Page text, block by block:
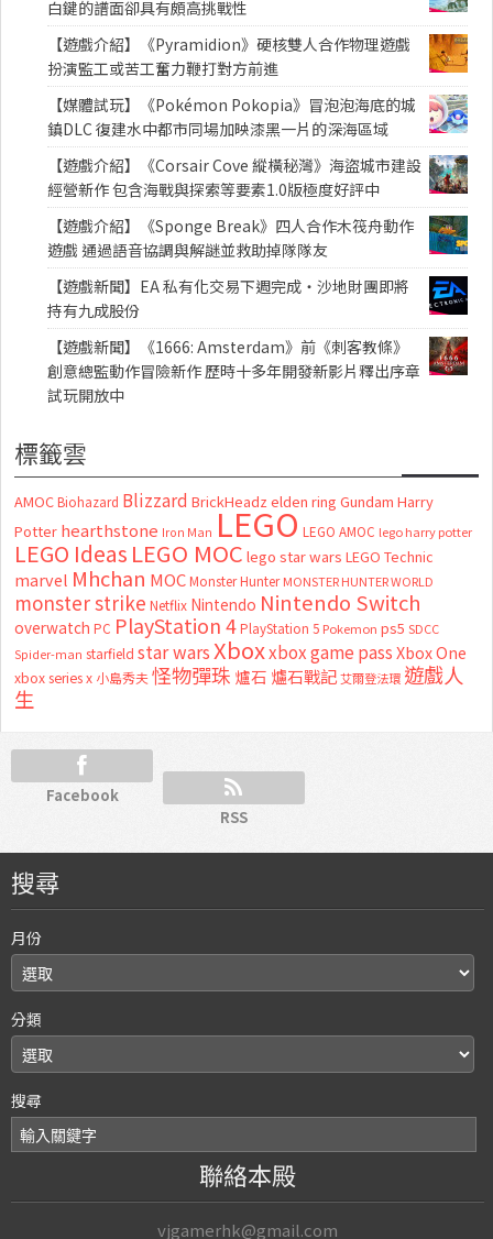
白鍵的譜面卻具有頗高挑戰性
【遊戲介紹】《Pyramidion》硬核雙人合作物理遊戲
扮演監工或苦工奮力鞭打對方前進
【媒體試玩】《Pokémon Pokopia》冒泡泡海底的城
鎮DLC 復建水中都市同場加映漆黑一片的深海區域
【遊戲介紹】《Corsair Cove 縱橫秘灣》海盜城市建設
經營新作 包含海戰與探索等要素1.0版極度好評中
【遊戲介紹】《Sponge Break》四人合作木筏舟動作
遊戲 通過語音協調與解謎並救助掉隊隊友
【遊戲新聞】EA 私有化交易下週完成・沙地財團即將
持有九成股份
【遊戲新聞】《1666: Amsterdam》前《刺客教條》
創意總監動作冒險新作 歷時十多年開發新影片釋出序章
試玩開放中
標籤雲
AMOC Biohazard Blizzard BrickHeadz elden ring Gundam Harry
Potter hearthstone Iron Man LEGO LEGO AMOC lego harry potter
LEGO Ideas LEGO MOC lego star wars LEGO Technic
marvel Mhchan MOC Monster Hunter MONSTER HUNTER WORLD
monster strike Netflix Nintendo Nintendo Switch
overwatch PC PlayStation 4 PlayStation 5 Pokemon ps5 SDCC
Spider-man starfield star warsXboxxbox game passXbox One
xbox series x 小島秀夫怪物彈珠 爐石 爐石戰記艾爾登法環 遊戲人
生
Facebook
RSS
搜尋
月份
分類
搜尋
聯絡本殿
vjgamerhk@gmail.com